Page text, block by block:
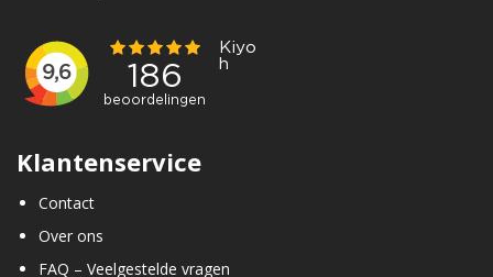
Klantenservice
Contact
Over ons
FAQ – Veelgestelde vragen